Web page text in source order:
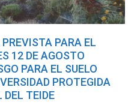
PARA EL
12 DE AGOSTO
PARA EL SUELO
PROTEGIDA
DEL TEIDE